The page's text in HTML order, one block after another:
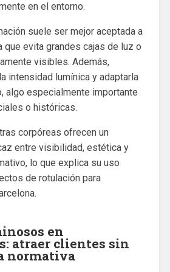
en el entorno.
suele ser mejor aceptada a
que evita grandes cajas de luz o
visibles. Además,
intensidad lumínica y adaptarla
algo especialmente importante
o históricas.
corpóreas ofrecen un
entre visibilidad, estética y
lo que explica su uso
de rotulación para
en
atraer clientes sin
normativa